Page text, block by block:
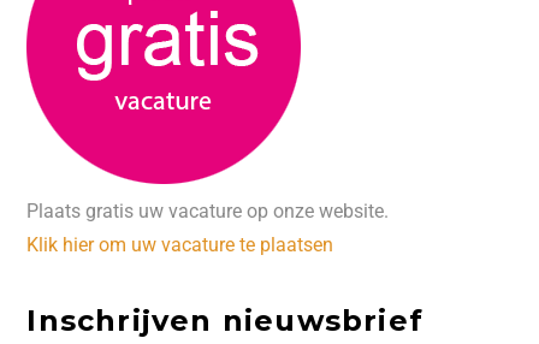
Plaats gratis uw vacature op onze website.
Klik hier om uw vacature te plaatsen
Inschrijven nieuwsbrief